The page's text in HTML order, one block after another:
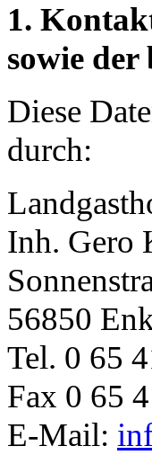
1.
sowie
Diese
durch:
Inh. Gero
56850
Tel. 0 65
Fax 0 65
E-Mail: